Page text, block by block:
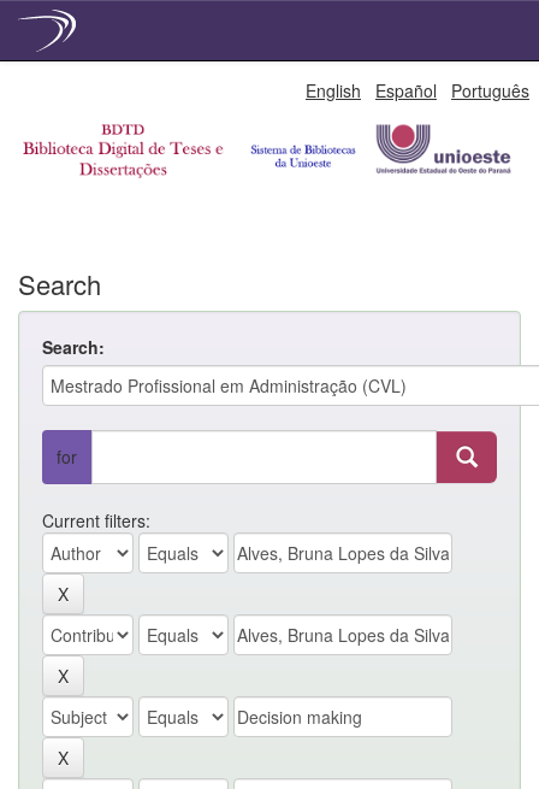
English Español Português
Search
Search:
for
Current filters: